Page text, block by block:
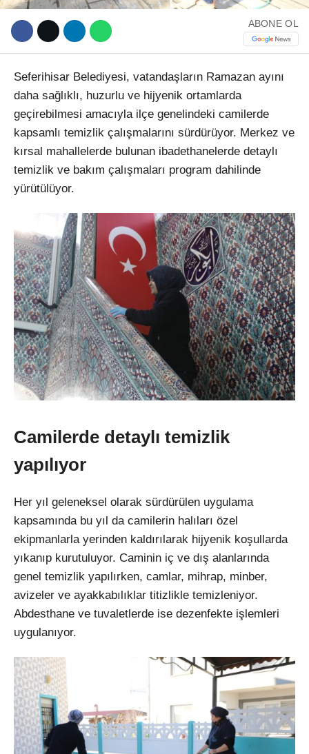
ABONE OL
Seferihisar Belediyesi, vatandaşların Ramazan ayını
daha sağlıklı, huzurlu ve hijyenik ortamlarda
geçirebilmesi amacıyla ilçe genelindeki camilerde
kapsamlı temizlik çalışmalarını sürdürüyor. Merkez ve
kırsal mahallelerde bulunan ibadethanelerde detaylı
temizlik ve bakım çalışmaları program dahilinde
yürütülüyor.
Camilerde detaylı temizlik
yapılıyor
Her yıl geleneksel olarak sürdürülen uygulama
kapsamında bu yıl da camilerin halıları özel
ekipmanlarla yerinden kaldırılarak hijyenik koşullarda
yıkanıp kurutuluyor. Caminin iç ve dış alanlarında
genel temizlik yapılırken, camlar, mihrap, minber,
avizeler ve ayakkabılıklar titizlikle temizleniyor.
Abdesthane ve tuvaletlerde ise dezenfekte işlemleri
uygulanıyor.